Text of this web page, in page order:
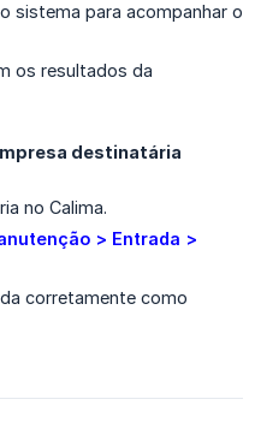
sistema para acompanhar o
os resultados da
destinatária
no Calima.
> Entrada >
corretamente como